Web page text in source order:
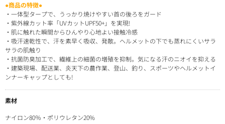
●商品の特徴●
・一体型タープで、うっかり焼けやすい首の後ろをガード
・紫外線カット率「UVカットUPF50+」を実現!
・肌に触れた瞬間からひんやり心地よい接触冷感
・吸汗速乾性で、汗を素早く吸収、発散。ヘルメットの下でも蒸れにくいサラ
サラの肌触り
・抗菌防臭加工で、繊維上の細菌の増殖を抑制。気になる汗のニオイを抑える
・建築現場、配送業、炎天下の農作業、登山、釣り、スポーツやヘルメットイ
ンナーキャップとしても!
素材
ナイロン80％・ポリウレタン20%